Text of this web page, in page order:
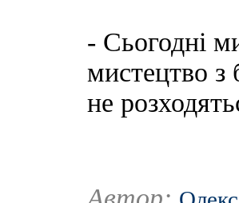
- Сьогодні
мистецтво з
не